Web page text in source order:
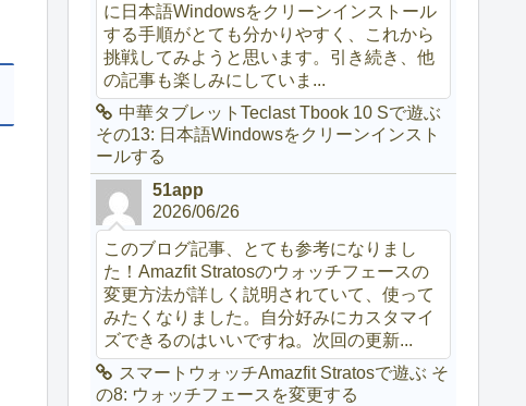
に日本語Windowsをクリーンインストール
する手順がとても分かりやすく、これから
挑戦してみようと思います。引き続き、他
の記事も楽しみにしていま...
中華タブレットTeclast Tbook 10 Sで遊ぶ
その13: 日本語Windowsをクリーンインスト
ールする
51app
2026/06/26
このブログ記事、とても参考になりまし
た！Amazfit Stratosのウォッチフェースの
変更方法が詳しく説明されていて、使って
みたくなりました。自分好みにカスタマイ
ズできるのはいいですね。次回の更新...
スマートウォッチAmazfit Stratosで遊ぶ そ
の8: ウォッチフェースを変更する